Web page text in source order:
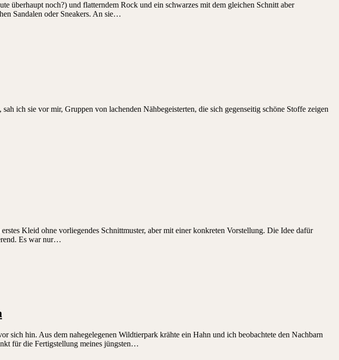
überhaupt noch?) und flatterndem Rock und ein schwarzes mit dem gleichen Schnitt aber
Sandalen oder Sneakers. An sie…
ich sie vor mir, Gruppen von lachenden Nähbegeisterten, die sich gegenseitig schöne Stoffe zeigen
Kleid ohne vorliegendes Schnittmuster, aber mit einer konkreten Vorstellung. Die Idee dafür
Es war nur…
sich hin. Aus dem nahegelegenen Wildtierpark krähte ein Hahn und ich beobachtete den Nachbarn
für die Fertigstellung meines jüngsten…